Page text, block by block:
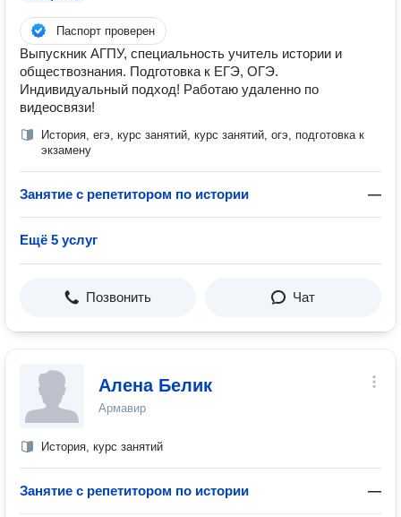
Паспорт проверен
Выпускник АГПУ, специальность учитель истории и
обществознания. Подготовка к ЕГЭ, ОГЭ.
Индивидуальный подход! Работаю удаленно по
видеосвязи!
История, егэ, курс занятий, курс занятий, огэ, подготовка к
экзамену
Занятие с репетитором по истории —
Ещё 5 услуг
Позвонить Чат
Алена Белик
Армавир
История, курс занятий
Занятие с репетитором по истории —